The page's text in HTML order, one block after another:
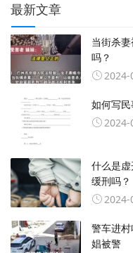
最新文章
当街杀
吗？
2024-
如何写民
2024-
什么是
缓刑吗？
2024-
警车进
娼被警